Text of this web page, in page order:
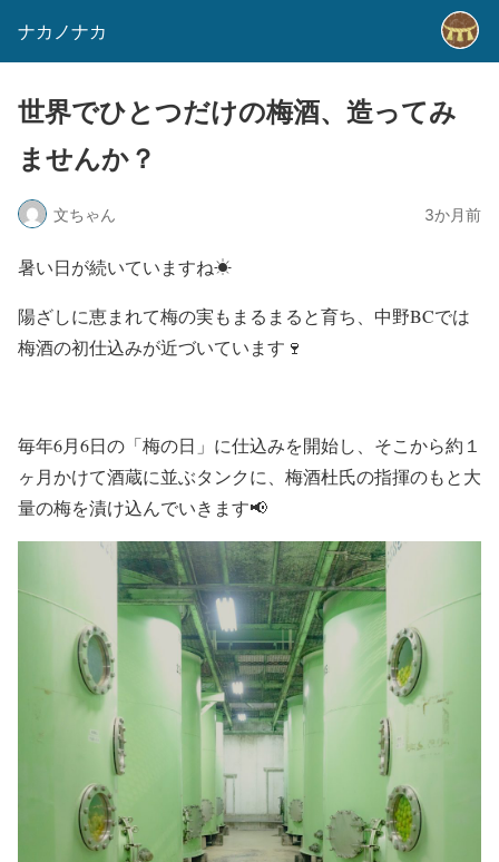
ナカノナカ
世界でひとつだけの梅酒、造ってみ
ませんか？
文ちゃん 3か月前
暑い日が続いていますね☀
陽ざしに恵まれて梅の実もまるまると育ち、中野BCでは
梅酒の初仕込みが近づいています🍷
毎年6月6日の「梅の日」に仕込みを開始し、そこから約１
ヶ月かけて酒蔵に並ぶタンクに、梅酒杜氏の指揮のもと大
量の梅を漬け込んでいきます📢